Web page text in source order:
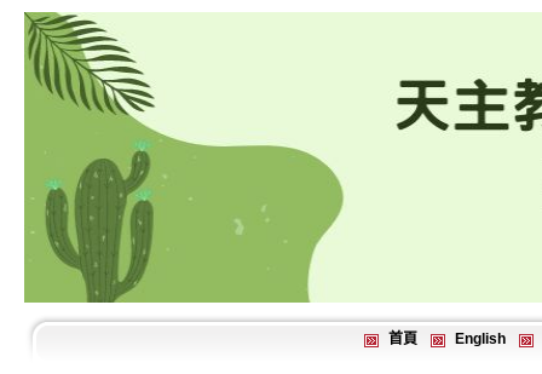
首頁 English